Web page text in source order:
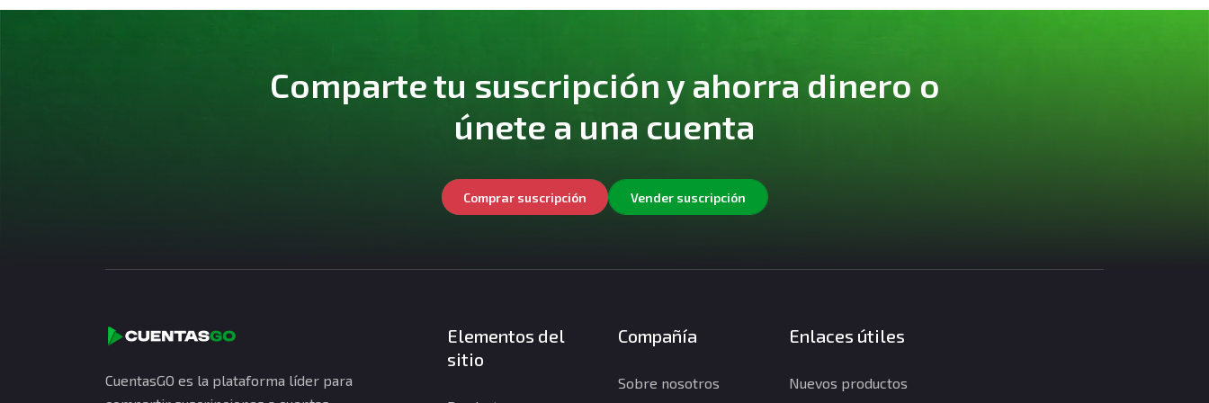
Comparte tu suscripción y ahorra dinero o
únete a una cuenta
Comprar suscripción Vender suscripción
CuentasGO es la plataforma líder para
Elementos del
sitio
Compañía
Sobre nosotros
Enlaces útiles
Nuevos productos